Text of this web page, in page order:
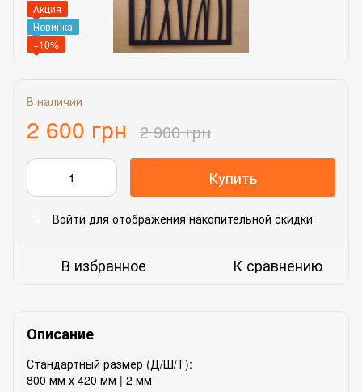
Акция
Новинка
−10%
В наличии
2 600 грн 2 900 грн
Купить
Войти для отображения накопительной скидки
В избранное К сравнению
Описание
Стандартный размер (Д/Ш/Т):
800 мм х 420 мм | 2 мм